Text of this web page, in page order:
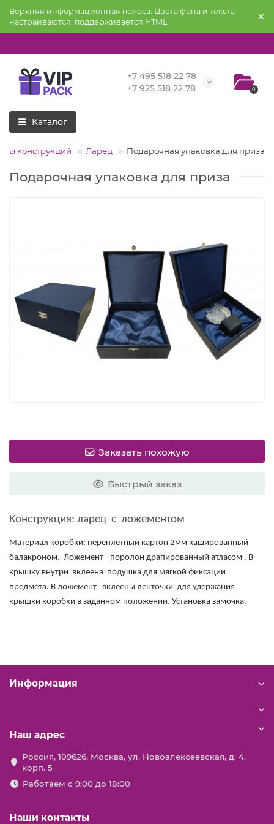
Верхняя информационная полоса. Цвета фона и текста
настраиваются, поддерживается HTML
+7 495 518 22 78
+7 925 518 22 78
0
Каталог
конструкций Ларец Подарочная упаковка для приза
Подарочная упаковка для приза
Заказать похожую
Быстрый заказ
Конструкция: ларец с ложементом
Материал коробки: переплетный картон 2мм кашированный
балакроном. Ложемент - поролон драпированный атласом . В
крышку внутри вклеена подушка для мягкой фиксации
предмета. В ложемент вклеены ленточки для удержания
крышки коробки в заданном положении. Установка замочка.
Информация
Наш адрес
Россия, 109626, Москва, ул. Новоалексеевская, д. 4.
корп. 5
Работаем с 9:00 до 18:00
Наши контакты